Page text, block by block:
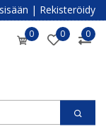
| Rekisteröidy
0 0 0